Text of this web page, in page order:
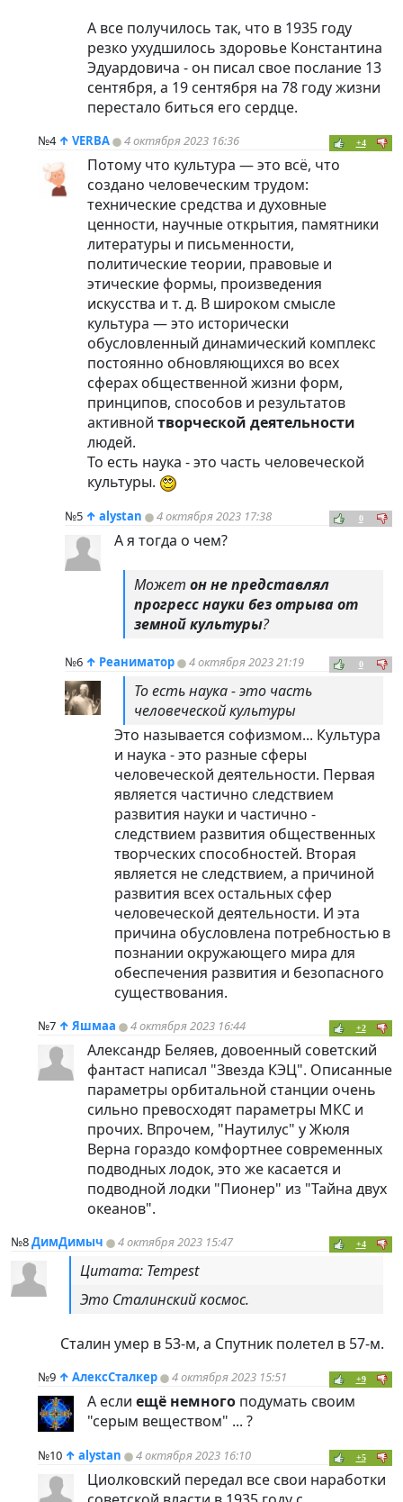
А все получилось так, что в 1935 году
резко ухудшилось здоровье Константина
Эдуардовича - он писал свое послание 13
сентября, а 19 сентября на 78 году жизни
перестало биться его сердце.
№4 ↑ VERBA 4 октября 2023 16:36 +4
Потому что культура — это всё, что
создано человеческим трудом:
технические средства и духовные
ценности, научные открытия, памятники
литературы и письменности,
политические теории, правовые и
этические формы, произведения
искусства и т. д. В широком смысле
культура — это исторически
обусловленный динамический комплекс
постоянно обновляющихся во всех
сферах общественной жизни форм,
принципов, способов и результатов
активной творческой деятельности
людей.
То есть наука - это часть человеческой
культуры.
№5 ↑ alystan 4 октября 2023 17:38 0
А я тогда о чем?
Может он не представлял
прогресс науки без отрыва от
земной культуры?
№6 ↑ Реаниматор 4 октября 2023 21:19 0
То есть наука - это часть
человеческой культуры
Это называется софизмом... Культура
и наука - это разные сферы
человеческой деятельности. Первая
является частично следствием
развития науки и частично -
следствием развития общественных
творческих способностей. Вторая
является не следствием, а причиной
развития всех остальных сфер
человеческой деятельности. И эта
причина обусловлена потребностью в
познании окружающего мира для
обеспечения развития и безопасного
существования.
№7 ↑ Яшмаа 4 октября 2023 16:44 +2
Александр Беляев, довоенный советский
фантаст написал "Звезда КЭЦ". Описанные
параметры орбитальной станции очень
сильно превосходят параметры МКС и
прочих. Впрочем, "Наутилус" у Жюля
Верна гораздо комфортнее современных
подводных лодок, это же касается и
подводной лодки "Пионер" из "Тайна двух
океанов".
№8ДимДимыч 4 октября 2023 15:47 +4
Цитата: Tempest
Это Сталинский космос.
Сталин умер в 53-м, а Спутник полетел в 57-м.
№9 ↑ АлексСталкер 4 октября 2023 15:51 +9
А если ещё немного подумать своим
"серым веществом" ... ?
№10 ↑ alystan 4 октября 2023 16:10 +5
Циолковский передал все свои наработки